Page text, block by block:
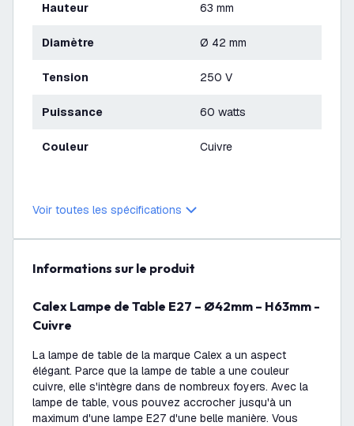
Hauteur 63 mm
Diamètre Ø 42 mm
Tension 250 V
Puissance 60 watts
Couleur Cuivre
Voir toutes les spécifications
Informations sur le produit
Calex Lampe de Table E27 – Ø42mm – H63mm -
Cuivre
La lampe de table de la marque Calex a un aspect
élégant. Parce que la lampe de table a une couleur
cuivre, elle s'intègre dans de nombreux foyers. Avec la
lampe de table, vous pouvez accrocher jusqu'à un
maximum d'une lampe E27 d'une belle manière. Vous